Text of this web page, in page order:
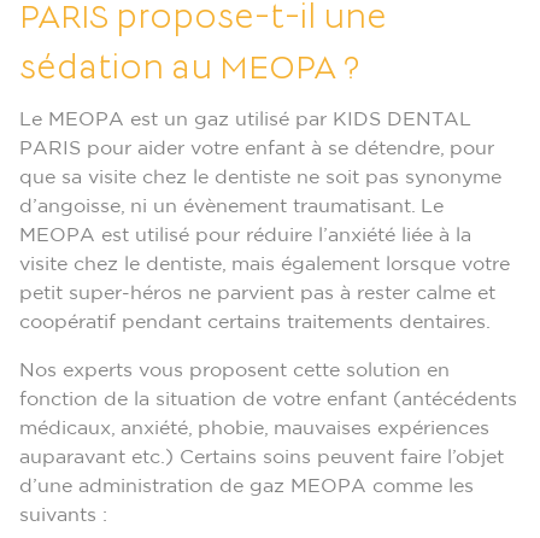
PARIS propose-t-il une
sédation au MEOPA ?
Le MEOPA est un gaz utilisé par KIDS DENTAL
PARIS pour aider votre enfant à se détendre, pour
que sa visite chez le dentiste ne soit pas synonyme
d’angoisse, ni un évènement traumatisant. Le
MEOPA est utilisé pour réduire l’anxiété liée à la
visite chez le dentiste, mais également lorsque votre
petit super-héros ne parvient pas à rester calme et
coopératif pendant certains traitements dentaires.
Nos experts vous proposent cette solution en
fonction de la situation de votre enfant (antécédents
médicaux, anxiété, phobie, mauvaises expériences
auparavant etc.) Certains soins peuvent faire l’objet
d’une administration de gaz MEOPA comme les
suivants :